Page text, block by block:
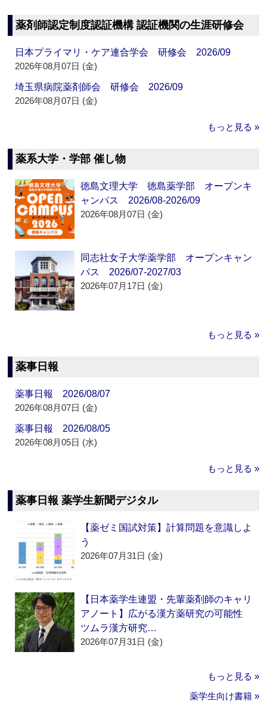
薬剤師認定制度認証機構 認証機関の生涯研修会
日本プライマリ・ケア連合学会 研修会 2026/09
2026年08月07日 (金)
埼玉県病院薬剤師会 研修会 2026/09
2026年08月07日 (金)
もっと見る »
薬系大学・学部 催し物
徳島文理大学 徳島薬学部 オープンキ
ャンパス 2026/08-2026/09
2026年08月07日 (金)
同志社女子大学薬学部 オープンキャン
パス 2026/07-2027/03
2026年07月17日 (金)
もっと見る »
薬事日報
薬事日報 2026/08/07
2026年08月07日 (金)
薬事日報 2026/08/05
2026年08月05日 (水)
もっと見る »
薬事日報 薬学生新聞デジタル
【薬ゼミ国試対策】計算問題を意識しよ
う
2026年07月31日 (金)
【日本薬学生連盟・先輩薬剤師のキャリ
アノート】広がる漢方薬研究の可能性
ツムラ漢方研究…
2026年07月31日 (金)
もっと見る »
薬学生向け書籍 »